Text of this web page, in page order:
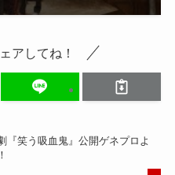
アしてね！
『笑う吸血鬼』公開ゲネプロよ